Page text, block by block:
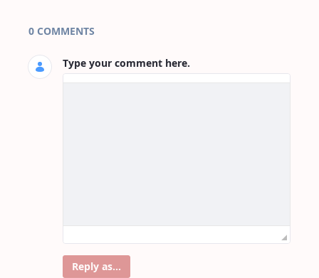
Page Comments
0 COMMENTS
Type your comment here.
Reply as...